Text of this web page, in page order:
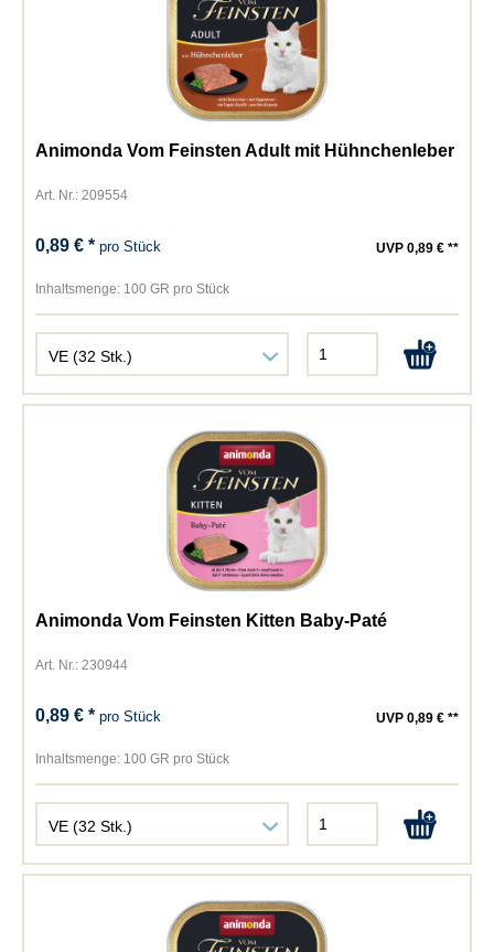
Animonda Vom Feinsten Adult mit Hühnchenleber
Art. Nr.: 209554
0,89 € *pro Stück UVP 0,89 € **
Inhaltsmenge: 100 GR pro Stück
Animonda Vom Feinsten Kitten Baby-Paté
Art. Nr.: 230944
0,89 € *pro Stück UVP 0,89 € **
Inhaltsmenge: 100 GR pro Stück